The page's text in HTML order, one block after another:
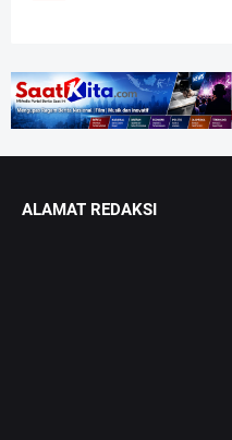
ALAMAT REDAKSI